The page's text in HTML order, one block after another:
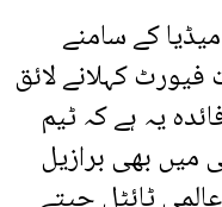
کے سامنے
کہلانے لائق
یہ ہے کہ ٹیم
میں بھی برازیل